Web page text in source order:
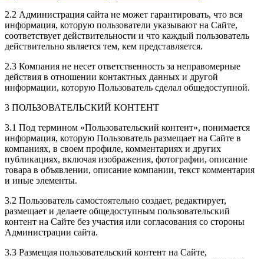
2.2 Администрация сайта не может гарантировать, что вся
информация, которую пользователи указывают на Сайте,
соответствует действительности и что каждый пользователь
действительно является тем, кем представляется.
2.3 Компания не несет ответственность за неправомерные
действия в отношении контактных данных и другой
информации, которую Пользователь сделал общедоступной.
3 ПОЛЬЗОВАТЕЛЬСКИЙ КОНТЕНТ
3.1 Под термином «Пользовательский контент», понимается
информация, которую Пользователь размещает на Сайте в
компаниях, в своем профиле, комментариях и других
публикациях, включая изображения, фотографии, описание
товара в объявлении, описание компании, текст комментария
и иные элементы.
3.2 Пользователь самостоятельно создает, редактирует,
размещает и делаете общедоступным пользовательский
контент на Сайте без участия или согласования со стороны
Администрации сайта.
3.3 Размещая пользовательский контент на Сайте,